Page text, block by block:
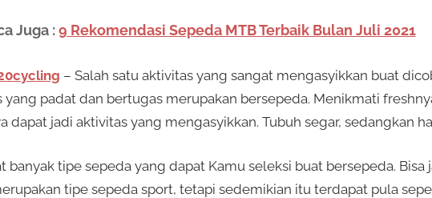
Juga :9 Rekomendasi Sepeda MTB Terbaik Bulan Juli 2021
– Salah satu aktivitas yang sangat mengasyikkan buat
yang padat dan bertugas merupakan bersepeda. Menikmati
dapat jadi aktivitas yang mengasyikkan. Tubuh segar, sedangkan
banyak tipe sepeda yang dapat Kamu seleksi buat bersepeda. Bisa
tipe sepeda sport, tetapi sedemikian itu terdapat pula